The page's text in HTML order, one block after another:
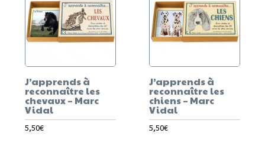
J’apprends à
reconnaître les
chevaux – Marc
Vidal
5,50€
J’apprends à
reconnaître les
chiens – Marc
Vidal
5,50€